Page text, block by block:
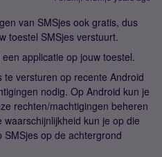
van SMSjes ook gratis, dus
toestel SMSjes verstuurt.
applicatie op jouw toestel.
te versturen op recente Android
nodig. Op Android kun je
rechten/machtigingen beheren
kun je op die
op de achtergrond